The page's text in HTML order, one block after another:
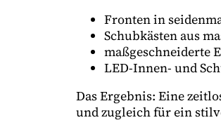
Fronten in
Schubkästen aus
maßgeschneiderte
LED-Innen- und
Das Ergebnis: Eine
und zugleich für ein